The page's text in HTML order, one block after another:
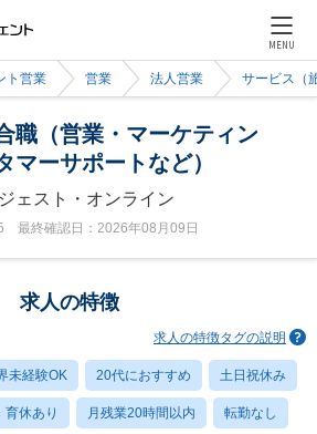
MENU
ト営業 営業 法人営業 サービス（
職（営業・マーケティン
マーサポートなど）
ェスト・オンライン
最終確認日：2026年08月09日
求人の特徴
求人の特徴タグの説明
未経験OK 20代におすすめ 土日祝休み
育休あり 月残業20時間以内 転勤なし